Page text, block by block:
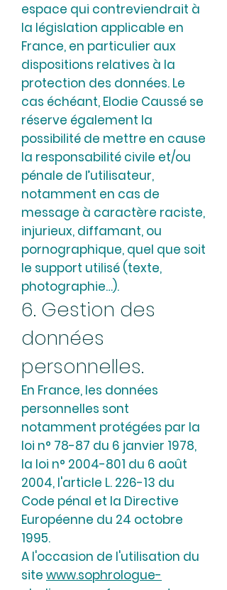
espace qui contreviendrait à
la législation applicable en
France, en particulier aux
dispositions relatives à la
protection des données. Le
cas échéant, Elodie Caussé se
réserve également la
possibilité de mettre en cause
la responsabilité civile et/ou
pénale de l’utilisateur,
notamment en cas de
message à caractère raciste,
injurieux, diffamant, ou
pornographique, quel que soit
le support utilisé (texte,
photographie…).
6. Gestion des
données
personnelles.
En France, les données
personnelles sont
notamment protégées par la
loi n° 78-87 du 6 janvier 1978,
la loi n° 2004-801 du 6 août
2004, l'article L. 226-13 du
Code pénal et la Directive
Européenne du 24 octobre
1995.
A l'occasion de l'utilisation du
site www.sophrologue-